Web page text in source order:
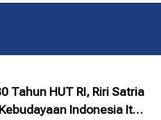
Tahun HUT RI, Riri Satria
Indonesia Itu